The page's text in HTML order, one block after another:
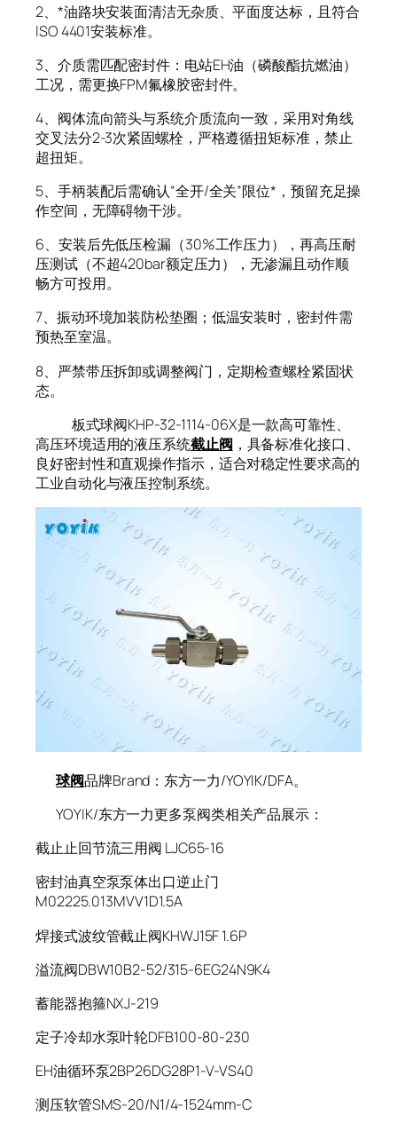
2、*油路块安装面清洁无杂质、平面度达标，且符合
ISO 4401安装标准。
3、介质需匹配密封件：电站EH油（磷酸酯抗燃油）
工况，需更换FPM氟橡胶密封件。
4、阀体流向箭头与系统介质流向一致，采用对角线
交叉法分2-3次紧固螺栓，严格遵循扭矩标准，禁止
超扭矩。
5、手柄装配后需确认“全开/全关”限位*，预留充足操
作空间，无障碍物干涉。
6、安装后先低压检漏（30%工作压力），再高压耐
压测试（不超420bar额定压力），无渗漏且动作顺
畅方可投用。
7、振动环境加装防松垫圈；低温安装时，密封件需
预热至室温。
8、严禁带压拆卸或调整阀门，定期检查螺栓紧固状
态。
板式球阀KHP-32-1114-06X是一款高可靠性、
高压环境适用的液压系统截止阀，具备标准化接口、
良好密封性和直观操作指示，适合对稳定性要求高的
工业自动化与液压控制系统。
球阀品牌Brand：东方一力/YOYIK/DFA。
YOYIK/东方一力更多泵阀类相关产品展示：
截止止回节流三用阀 LJC65-16
密封油真空泵泵体出口逆止门
M02225.013MVV1D1.5A
焊接式波纹管截止阀KHWJ15F 1.6P
溢流阀DBW10B2-52/315-6EG24N9K4
蓄能器抱箍NXJ-219
定子冷却水泵叶轮DFB100-80-230
EH油循环泵2BP26DG28P1-V-VS40
测压软管SMS-20/N1/4-1524mm-C